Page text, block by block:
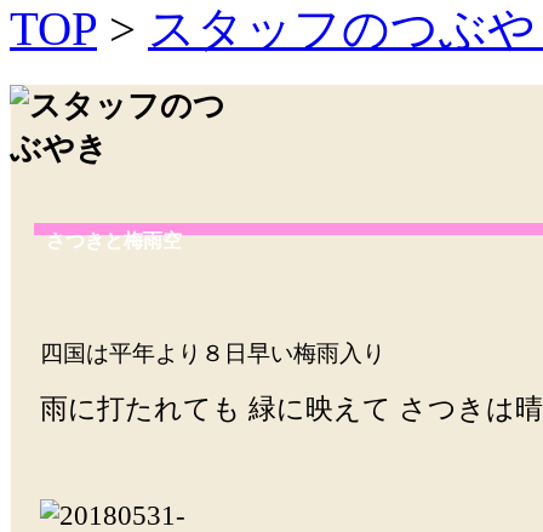
TOP > スタッフのつぶ
さつきと梅雨空
四国は平年より８日早い梅雨入り
雨に打たれても 緑に映えて さつきは